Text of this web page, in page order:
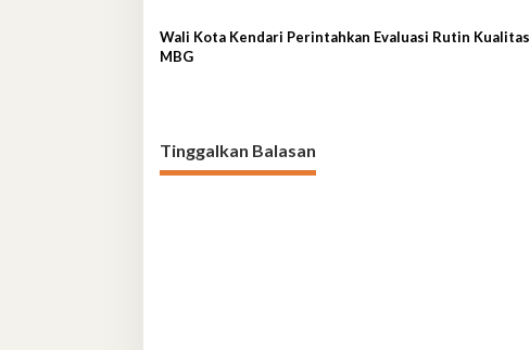
Wali Kota Kendari Perintahkan Evaluasi Rutin Kualitas
MBG
Tinggalkan Balasan